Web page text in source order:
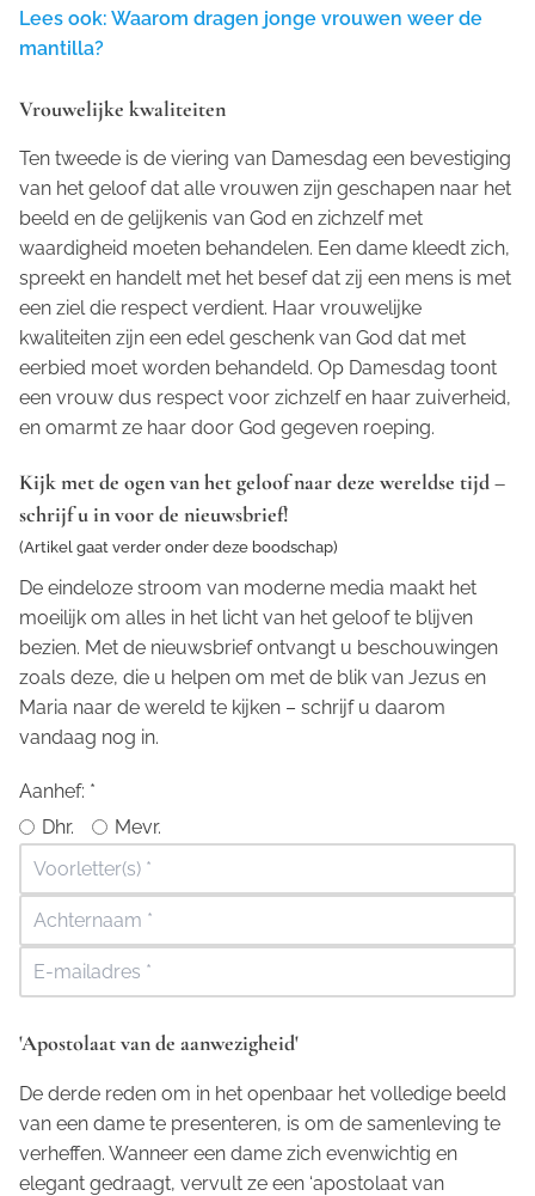
Lees ook: Waarom dragen jonge vrouwen weer de
mantilla?
Vrouwelijke kwaliteiten
Ten tweede is de viering van Damesdag een bevestiging
van het geloof dat alle vrouwen zijn geschapen naar het
beeld en de gelijkenis van God en zichzelf met
waardigheid moeten behandelen. Een dame kleedt zich,
spreekt en handelt met het besef dat zij een mens is met
een ziel die respect verdient. Haar vrouwelijke
kwaliteiten zijn een edel geschenk van God dat met
eerbied moet worden behandeld. Op Damesdag toont
een vrouw dus respect voor zichzelf en haar zuiverheid,
en omarmt ze haar door God gegeven roeping.
Kijk met de ogen van het geloof naar deze wereldse tijd –
schrijf u in voor de nieuwsbrief!
(Artikel gaat verder onder deze boodschap)
De eindeloze stroom van moderne media maakt het
moeilijk om alles in het licht van het geloof te blijven
bezien. Met de nieuwsbrief ontvangt u beschouwingen
zoals deze, die u helpen om met de blik van Jezus en
Maria naar de wereld te kijken – schrijf u daarom
vandaag nog in.
Aanhef: *
Dhr.
Mevr.
'Apostolaat van de aanwezigheid'
De derde reden om in het openbaar het volledige beeld
van een dame te presenteren, is om de samenleving te
verheffen. Wanneer een dame zich evenwichtig en
elegant gedraagt, vervult ze een ‘apostolaat van